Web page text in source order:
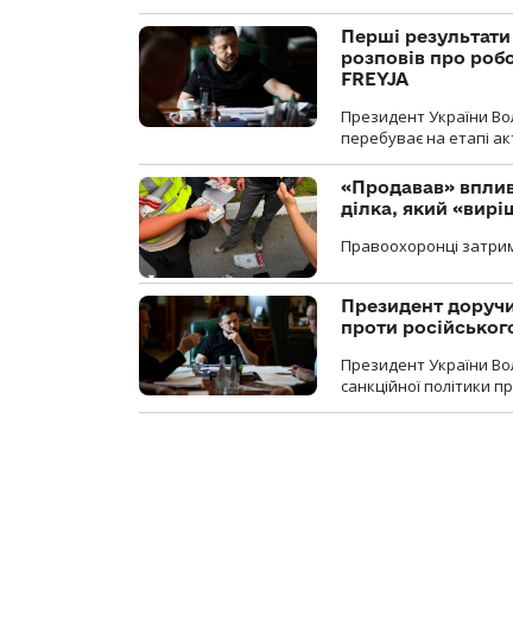
Перші
розповів про
FREYJA
Президент України
перебуває на етапі
«Продавав»
ділка, який
Правоохоронці
Президент
проти
Президент України
санкційної політики